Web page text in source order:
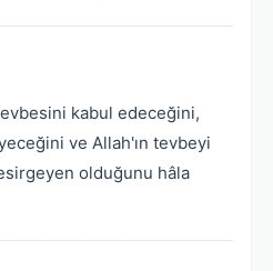
kabul edeceğini,
ve Allah'ın tevbeyi
olduğunu hâla